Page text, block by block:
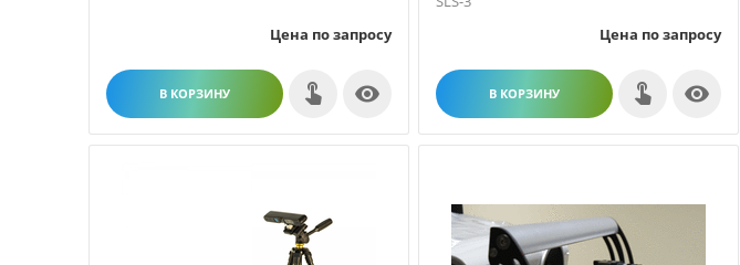
Цена по запросу
В КОРЗИНУ 
Цена по запросу
В КОРЗИНУ 